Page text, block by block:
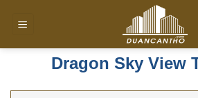
đến
Dragon Sky View